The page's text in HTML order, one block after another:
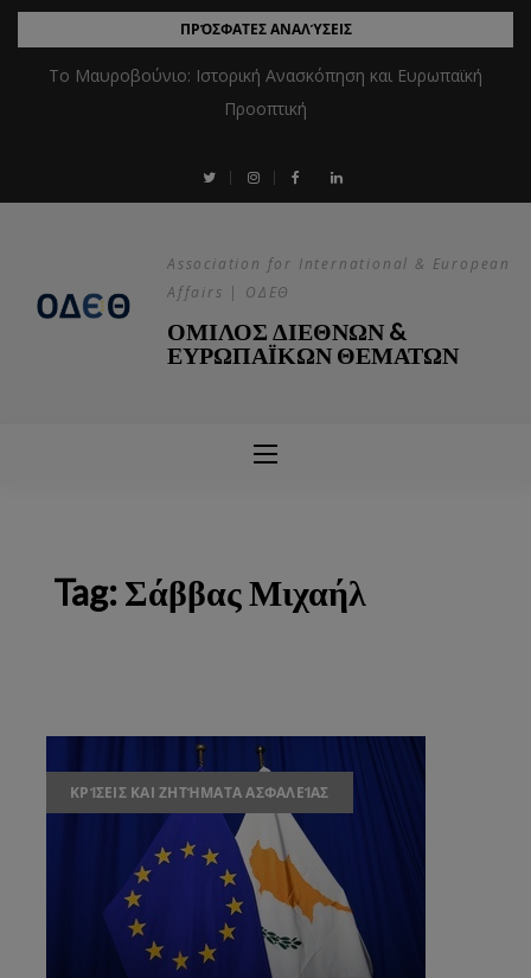
ΠΡΌΣΦΑΤΕΣ ΑΝΑΛΎΣΕΙΣ
Το Μαυροβούνιο: Ιστορική Ανασκόπηση και Ευρωπαϊκή
Προοπτική
Association for International & European
Affairs | ΟΔΕΘ
ΟΜΙΛΟΣ ΔΙΕΘΝΩΝ &
ΕΥΡΩΠΑΪΚΩΝ ΘΕΜΑΤΩΝ
Tag:Σάββας Μιχαήλ
ΚΡΊΣΕΙΣ ΚΑΙ ΖΗΤΉΜΑΤΑ ΑΣΦΑΛΕΊΑΣ